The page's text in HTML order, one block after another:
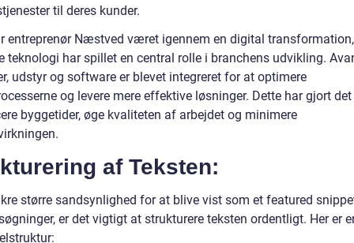
til deres kunder.
entreprenør Næstved været igennem en digital
teknologi har spillet en central rolle i branchens udvikling.
udstyr og software er blevet integreret for at optimere
og levere mere effektive løsninger. Dette har gjort
byggetider, øge kvaliteten af arbejdet og minimere
af Teksten:
større sandsynlighed for at blive vist som et featured
er det vigtigt at strukturere teksten ordentligt. Her er